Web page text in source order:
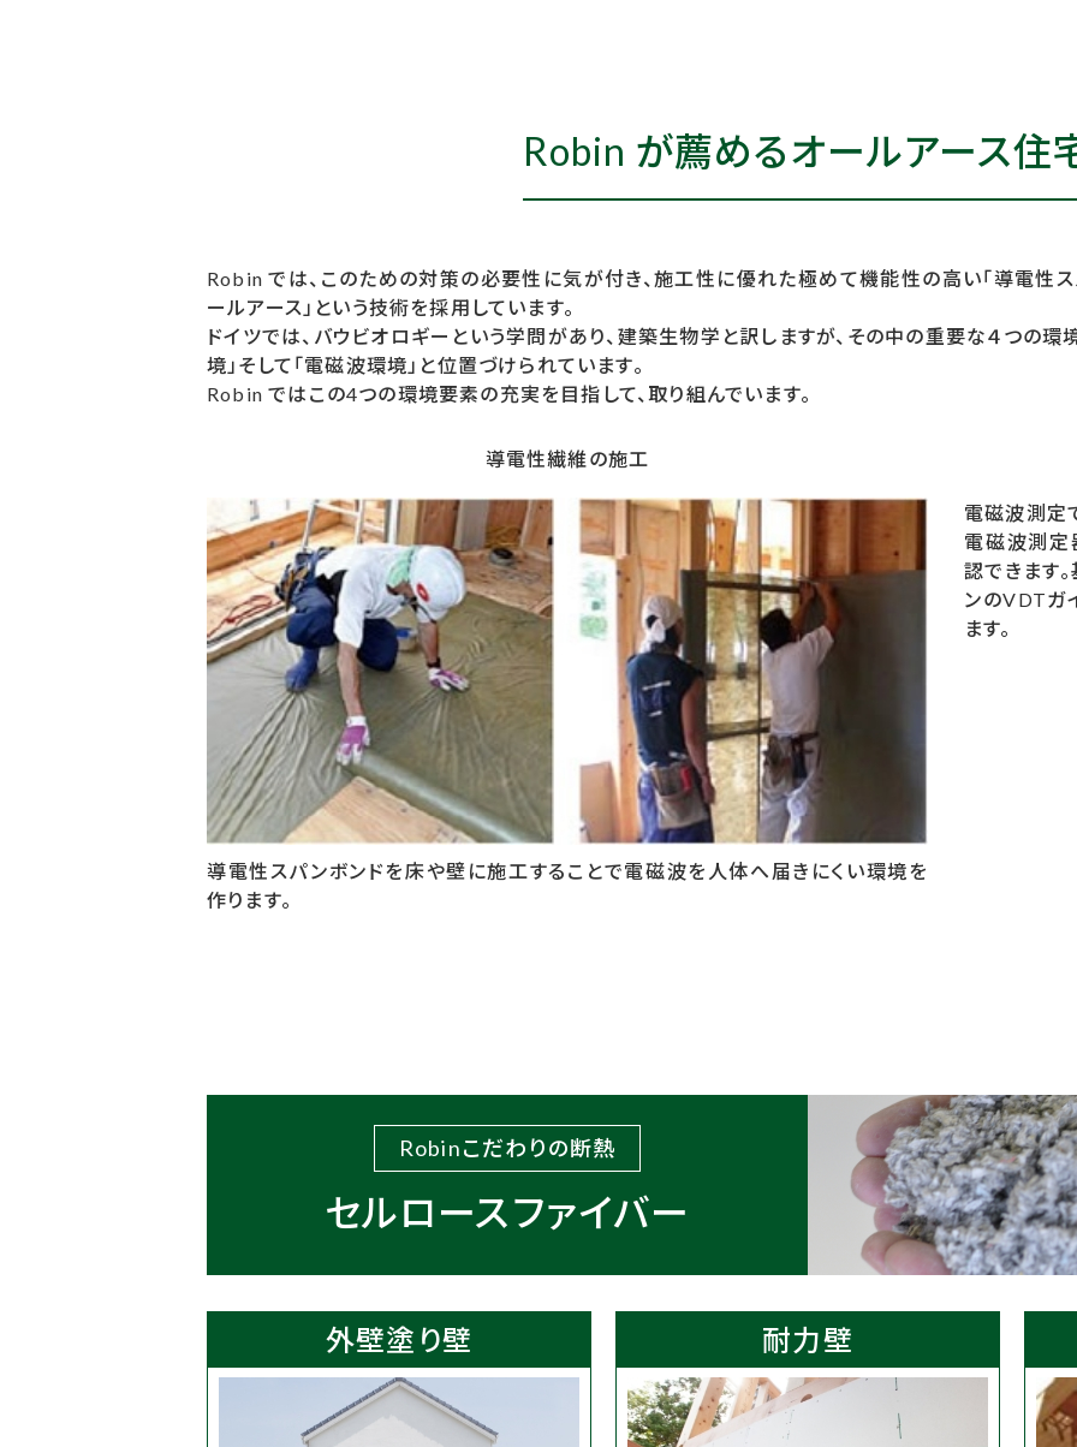
Robin が薦めるオールアース住
Robin では、このための対策の必要性に気が付き、施工性に優れた極めて機能性の高い「導電性ス
ールアース」という技術を採用しています。
ドイツでは、バウビオロギーという学問があり、建築生物学と訳しますが、その中の重要な４つの環
境」そして「電磁波環境」と位置づけられています。
Robin ではこの4つの環境要素の充実を目指して、取り組んでいます。
導電性繊維の施工
導電性スパンボンドを床や壁に施工することで電磁波を人体へ届きにくい環境を
作ります。
電磁波測定
電磁波測定
認できます
ンのVDTガ
ます。
Robinこだわりの断熱
セルロースファイバー
外壁塗り壁 耐力壁